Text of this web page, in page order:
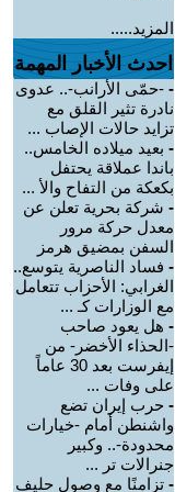
المزيد.....
احدث الأخبار المهمة
- -حمّى الأرانب-.. عدوى
نادرة تثير القلق مع
تزايد حالات الإصاب ...
- بعيد ميلاده الخامس..
باندا عملاقة يحتفل
بكعكة من التفاح والأ ...
- شركة بحرية تعلن عن
معدل حركة مرور
السفن بمضيق هرمز
- فساد الناصرية يتوسع..
الغرابي: الأحزاب تتعامل
مع الوزارات كـ ...
- هل يعود صاحب
-الحذاء الأخضر- من
إيفرست بعد 30 عاماً
على وفات ...
- حرب إيران تضع
واشنطن أمام -خيارات
محدودة-.. وكبير
جنرالات تر ...
- تزامنًا مع وصول حليف